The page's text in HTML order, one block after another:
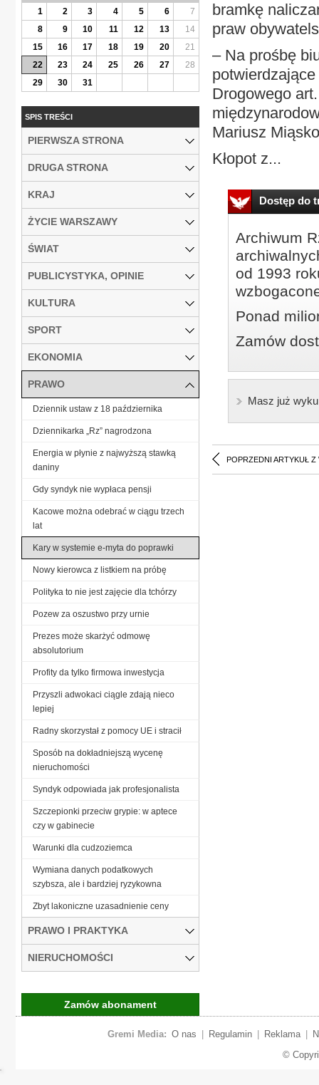
bramkę
praw
– Na prośbę
potwierdzające
Drogowego
Mariusz
Kłopot z...
Dostęp do
Archiwum
od 1993
Ponad
Zamów
Masz już
POPRZEDNI ARTYKUŁ Z
1
2 3 4 5 6
7
8
9 10 11 12 13
14
15
16 17 18 19 20
21
22
23 24 25 26 27
28
29
30 31
SPIS TREŚCI
PIERWSZA STRONA
DRUGA STRONA
KRAJ
ŻYCIE WARSZAWY
ŚWIAT
PUBLICYSTYKA, OPINIE
KULTURA
SPORT
EKONOMIA
PRAWO
Dziennik ustaw z 18 października
Dziennikarka „Rz” nagrodzona
Energia w płynie z najwyższą stawką
daniny
Gdy syndyk nie wypłaca pensji
Kacowe można odebrać w ciągu trzech
lat
Kary w systemie e-myta do poprawki
Nowy kierowca z listkiem na próbę
Polityka to nie jest zajęcie dla tchórzy
Pozew za oszustwo przy urnie
Prezes może skarżyć odmowę
absolutorium
Profity da tylko firmowa inwestycja
Przyszli adwokaci ciągle zdają nieco
lepiej
Radny skorzystał z pomocy UE i stracił
Sposób na dokładniejszą wycenę
nieruchomości
Syndyk odpowiada jak profesjonalista
Szczepionki przeciw grypie: w aptece
czy w gabinecie
Warunki dla cudzoziemca
Wymiana danych podatkowych
szybsza, ale i bardziej ryzykowna
Zbyt lakoniczne uzasadnienie ceny
PRAWO I PRAKTYKA
NIERUCHOMOŚCI
Zamów abonament
Gremi Media: O nas Regulamin Reklama
©